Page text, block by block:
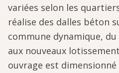
variées selon les
réalise des dalles béton
commune dynamique,
aux nouveaux
ouvrage est dimensionné